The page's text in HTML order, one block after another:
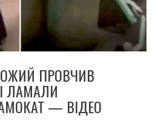
ПРОВЧИВ
ЛАМАЛИ
— ВІДЕО